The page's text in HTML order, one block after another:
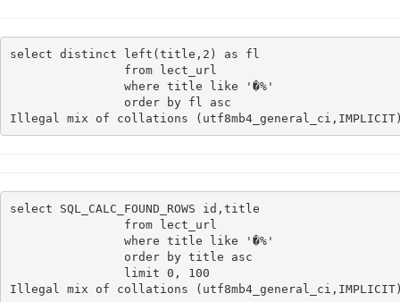
select distinct left(title,2) as fl
                from lect_url
                where title like '�%'
                order by fl asc
Illegal mix of collations
select SQL_CALC_FOUND_ROWS id,title
                from lect_url
                where title like '�%'
                order by title asc
                limit 0, 100
Illegal mix of collations